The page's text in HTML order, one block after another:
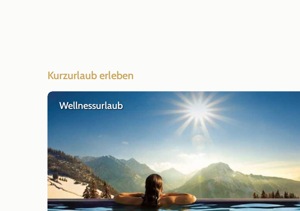
Kurzurlaub erleben
Wellnessurlaub